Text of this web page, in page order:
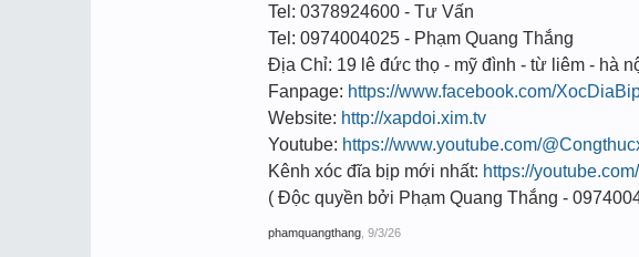
Tel: 0378924600 - Tư Vấn
Tel: 0974004025 - Phạm Quang Thắng
Địa Chỉ: 19 lê đức thọ - mỹ đình - từ liêm - hà
Fanpage: https://www.facebook.com/
Website: http://xapdoi.xim.tv
Youtube: https://www.youtube.com/
Kênh xóc đĩa bịp mới nhất: https://
( Độc quyền bởi Phạm Quang Thắng -
phamquangthang 9/3/26